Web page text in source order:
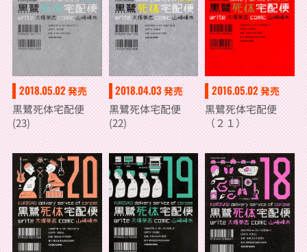
2018.05.02 発売
黒鷺死体宅配便
(23)
2018.04.03 発売
黒鷺死体宅配便
(22)
2016.05.02 発売
黒鷺死体宅配便
（２１）